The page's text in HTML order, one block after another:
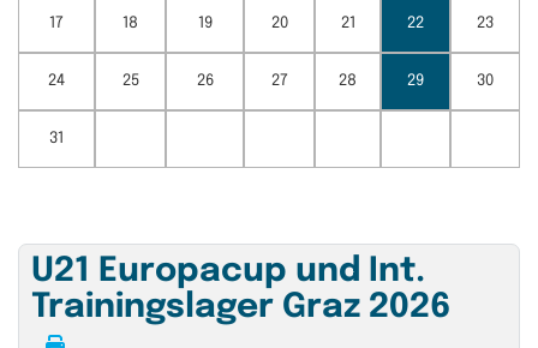
17 18 19 20 21 22 23
24 25 26 27 28 29 30
31
U21 Europacup und Int.
Trainingslager Graz 2026